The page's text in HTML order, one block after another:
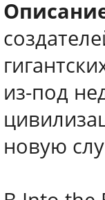
из-под
новую